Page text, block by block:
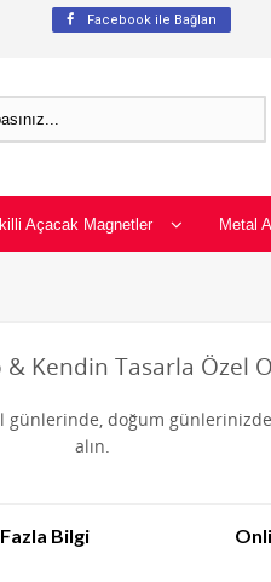
Facebook ile Bağlan
Açacak Magnetler Metal
Kendin Tasarla Özel
doğum
alın.
Bilgi